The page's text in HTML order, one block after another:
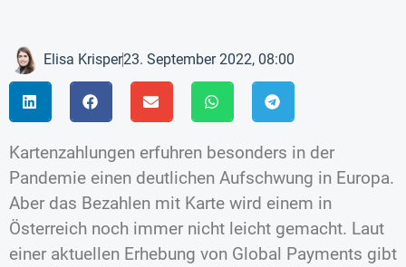
Elisa Krisper23. September 2022, 08:00
Kartenzahlungen erfuhren besonders in der
Pandemie einen deutlichen Aufschwung in Europa.
Aber das Bezahlen mit Karte wird einem in
Österreich noch immer nicht leicht gemacht. Laut
einer aktuellen Erhebung von Global Payments gibt